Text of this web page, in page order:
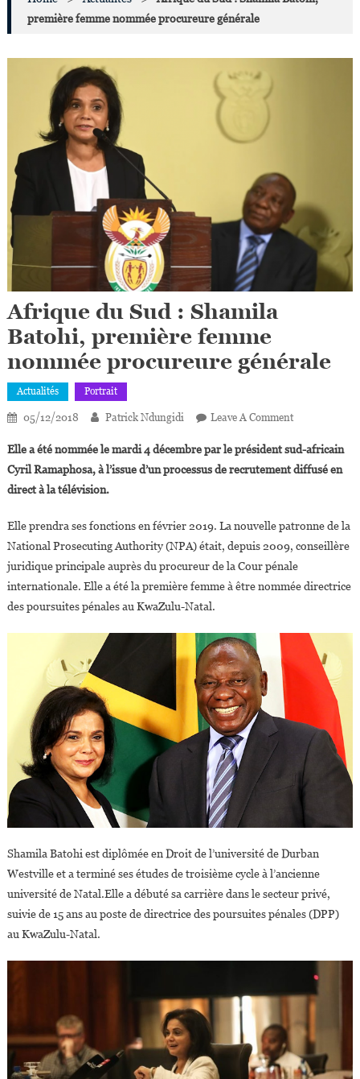
première femme nommée procureure générale
Afrique du Sud : Shamila
Batohi, première femme
nommée procureure générale
Actualités Portrait
05/12/2018 Patrick Ndungidi Leave A CommentOn
Du
Sud :
Première
Femme
Nommée
Procureure
Elle a été nommée le mardi 4 décembre par le président sud-africain
Cyril Ramaphosa, à l’issue d’un processus de recrutement diffusé en
direct à la télévision.
Elle prendra ses fonctions en février 2019. La nouvelle patronne de la
National Prosecuting Authority (NPA) était, depuis 2009, conseillère
juridique principale auprès du procureur de la Cour pénale
internationale. Elle a été la première femme à être nommée directrice
des poursuites pénales au KwaZulu-Natal.
Shamila Batohi est diplômée en Droit de l’université de Durban
Westville et a terminé ses études de troisième cycle à l’ancienne
université de Natal.Elle a débuté sa carrière dans le secteur privé,
suivie de 15 ans au poste de directrice des poursuites pénales (DPP)
au KwaZulu-Natal.